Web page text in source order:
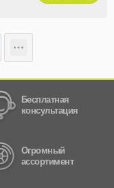
Бесплатная
консультация
Огромный
ассортимент